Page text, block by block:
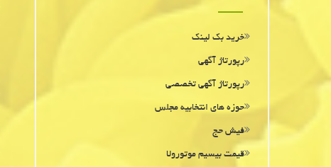
خرید بک لینک
رپورتاژ آگهی
رپورتاژ آگهی تخصصی
حوزه های انتخابیه مجلس
فیش حج
قیمت بیسیم موتورولا